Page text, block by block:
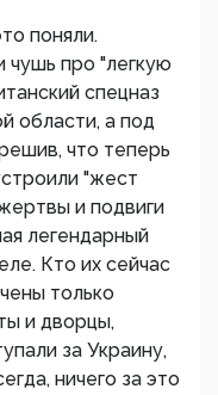
поняли.
про "легкую
спецназ
области, а под
что теперь
"жест
и подвиги
легендарный
Кто их сейчас
только
и дворцы,
за Украину,
ничего за это